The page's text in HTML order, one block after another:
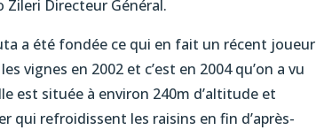
Zileri Directeur Général.
a été fondée ce qui en fait un récent joueur
vignes en 2002 et c’est en 2004 qu’on a vu
est située à environ 240m d’altitude et
qui refroidissent les raisins en fin d’après-